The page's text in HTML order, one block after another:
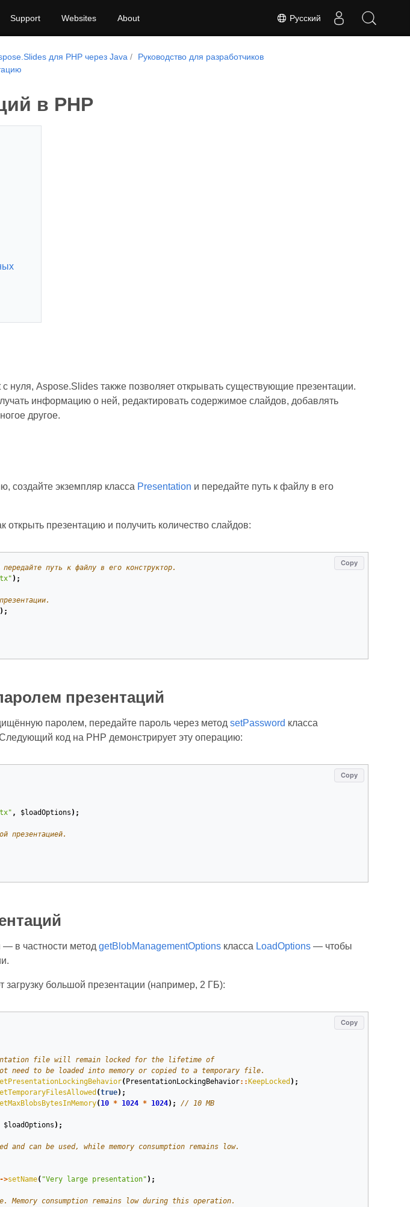
Русский
Support Websites About
для PHP через Java
Руководство для разработчиков
в PHP
нуля, Aspose.Slides также позволяет открывать существующие презентации.
информацию о ней, редактировать содержимое слайдов, добавлять
другое.
создайте экземпляр класса Presentation и передайте путь к файлу в его
презентацию и получить количество слайдов:
Copy
путь к файлу в его конструктор.
);
презентаций
паролем, передайте пароль через метод setPassword класса
код на PHP демонстрирует эту операцию:
Copy
, $loadOptions );
презентацией.
в частности метод getBlobManagementOptionsкласса LoadOptions— чтобы
большой презентации (например, 2 ГБ):
Copy
file will remain locked for the lifetime of
to be loaded into memory or copied to a temporary file.
( PresentationLockingBehavior:: KeepLocked );
(true);
( 10 * 1024 * 1024); // 10 MB
$loadOptions );
can be used, while memory consumption remains low.
->setName( "Very large presentation" );
consumption remains low during this operation.